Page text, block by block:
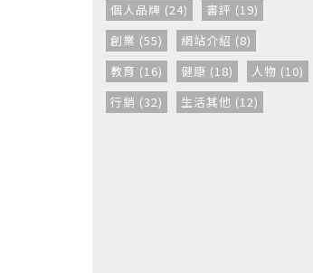
個人品牌 (24)
書評 (19)
創業 (55)
網站介紹 (8)
教育 (16)
健康 (18)
人物 (10)
行銷 (32)
生活其他 (12)
如何用Godaddy買網址？
我又跨出了部落格的另一步：教學
文。我其實不太喜歡寫啦，只是這
問題一直有網友反覆的問我，所以